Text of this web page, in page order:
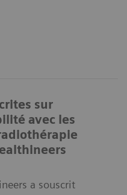
sur
avec les
a souscrit